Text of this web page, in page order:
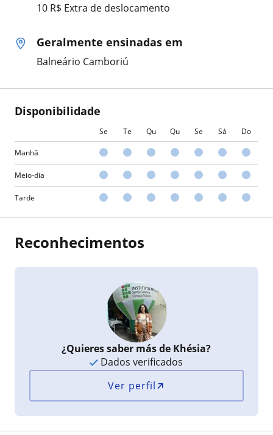
10 R$ Extra de deslocamento
Geralmente ensinadas em
Balneário Camboriú
Disponibilidade
Se Te Qu Qu Se Sá Do
Manhã
Meio-dia
Tarde
Reconhecimentos
¿Quieres saber más de Khésia?
Dados verificados
Ver perfil